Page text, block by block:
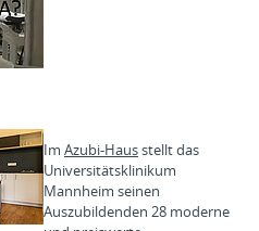
Im Azubi-Hausstellt das
Universitätsklinikum
Mannheim seinen
Auszubildenden 28 moderne